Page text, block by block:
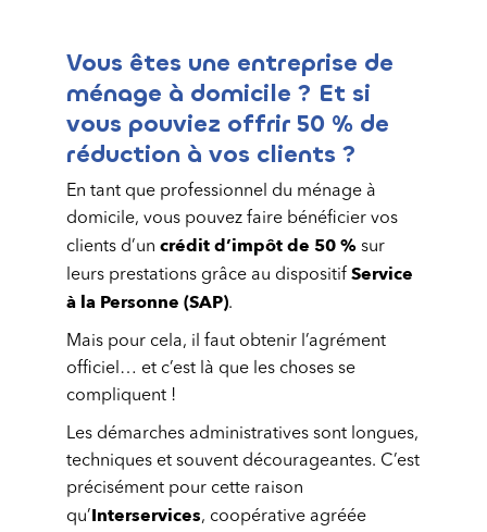
Vous êtes une entreprise de
ménage à domicile ? Et si
vous pouviez offrir 50 % de
réduction à vos clients ?
En tant que professionnel du ménage à
domicile, vous pouvez faire bénéficier vos
clients d’un crédit d’impôt de 50 % sur
leurs prestations grâce au dispositif Service
à la Personne (SAP).
Mais pour cela, il faut obtenir l’agrément
officiel… et c’est là que les choses se
compliquent !
Les démarches administratives sont longues,
techniques et souvent décourageantes. C’est
précisément pour cette raison
qu’Interservices, coopérative agréée